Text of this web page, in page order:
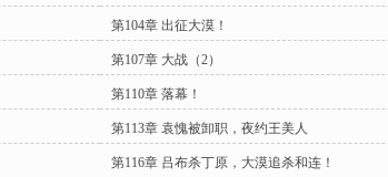
第104章 出征大漠！
第107章 大战（2）
第110章 落幕！
第113章 袁愧被卸职，夜约王美人
第116章 吕布杀丁原，大漠追杀和连！